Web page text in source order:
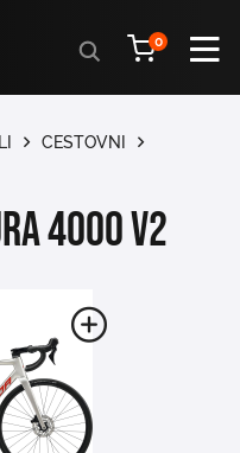
Products
search
0
CESTOVNI
4000 V2